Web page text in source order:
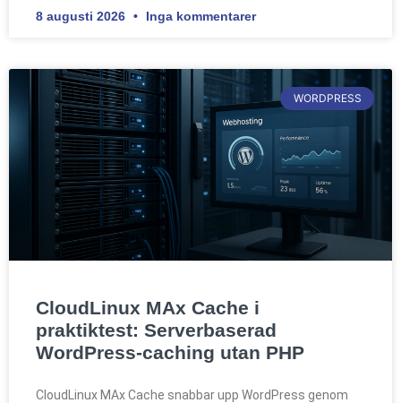
8 augusti 2026 Inga kommentarer
WORDPRESS
CloudLinux MAx Cache i
praktiktest: Serverbaserad
WordPress-caching utan PHP
CloudLinux MAx Cache snabbar upp WordPress genom